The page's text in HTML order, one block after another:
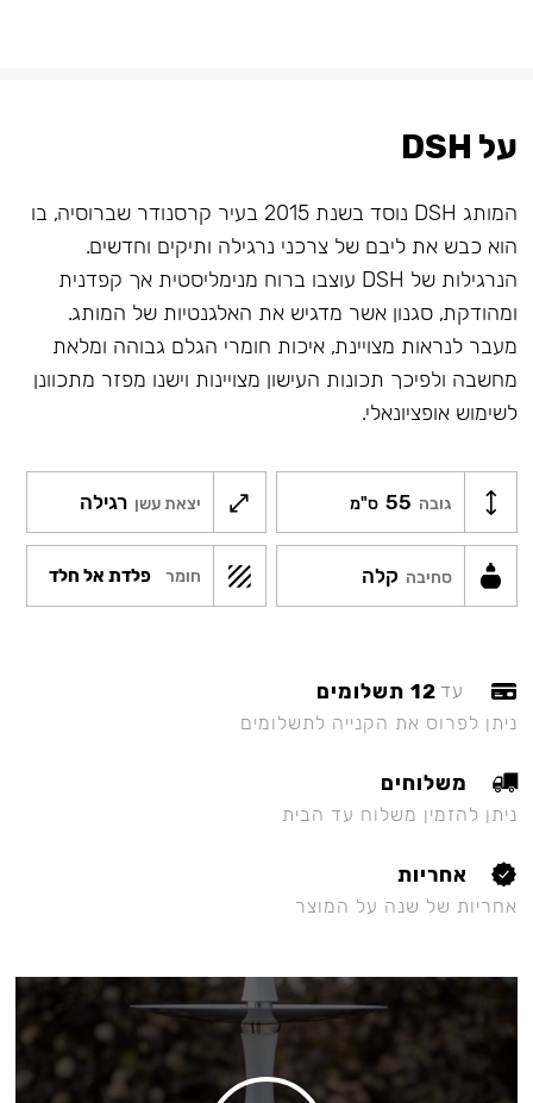
על DSH
המותג DSH נוסד בשנת 2015 בעיר קרסנודר שברוסיה, בו
הוא כבש את ליבם של צרכני נרגילה ותיקים וחדשים.
הנרגילות של DSH
עוצבו ברוח מנימליסטית אך קפדנית
ומהודקת, סגנון אשר מדגיש את האלגנטיות של המותג.
מעבר לנראות מצויינת, איכות חומרי הגלם גבוהה ומלאת
מחשבה ולפיכך תכונות העישון מצויינות וישנו מפזר מתכוונן
לשימוש אופציונאלי.
גובה 55 ס"מ יצאת עשן רגילה
סחיבה קלה חומר פלדת אל חלד
עד 12 תשלומים
ניתן לפרוס את הקנייה לתשלומים
משלוחים
ניתן להזמין משלוח עד הבית
אחריות
אחריות של שנה על המוצר